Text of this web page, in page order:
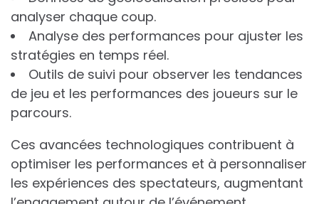
analyser chaque coup.
Analyse des performances pour ajuster les
stratégies en temps réel.
Outils de suivi pour observer les tendances
de jeu et les performances des joueurs sur le
parcours.
Ces avancées technologiques contribuent à
optimiser les performances et à personnaliser
les expériences des spectateurs, augmentant